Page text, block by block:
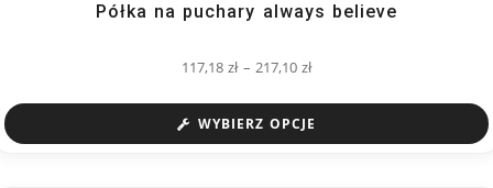
Półka na puchary always believe
117,18zł – 217,10zł
WYBIERZ OPCJE